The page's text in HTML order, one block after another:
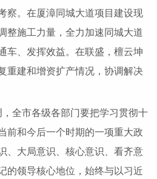
察。在厦漳同城大道项目建设现
整施工力量，全力加速同城大道
车、发挥效益。在联盛，檀云坤
重建和增资扩产情况，协调解决
市各级各部门要把学习贯彻十
前和今后一个时期的一项重大政
、大局意识、核心意识、看齐意
的领导核心地位，始终与以习近